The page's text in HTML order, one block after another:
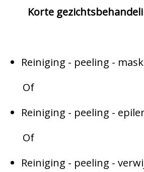
Korte
Reiniging - peeling -
Of
Reiniging - peeling -
Of
Reiniging - peeling -